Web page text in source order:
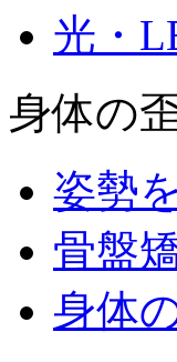
光・
身体の
姿勢
骨盤
身体